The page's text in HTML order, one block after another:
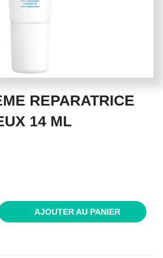
REPARATRICE
14 ML
AJOUTER AU PANIER